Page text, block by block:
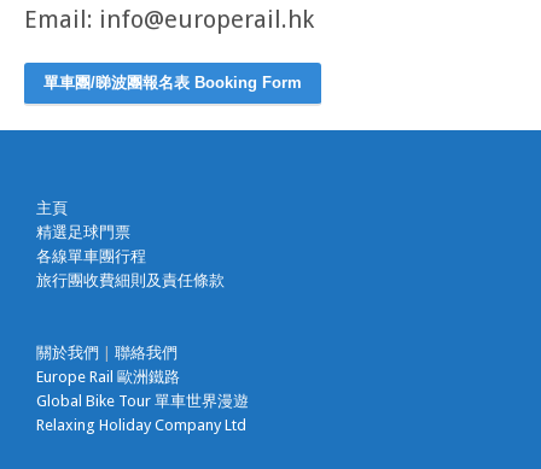
Email: info@europerail.hk
單車團/睇波團報名表 Booking Form
主頁
精選足球門票
各線單車團行程
旅行團收費細則及責任條款
關於我們
聯絡我們
Europe Rail 歐洲鐵路
Global Bike Tour 單車世界漫遊
Relaxing Holiday Company Ltd